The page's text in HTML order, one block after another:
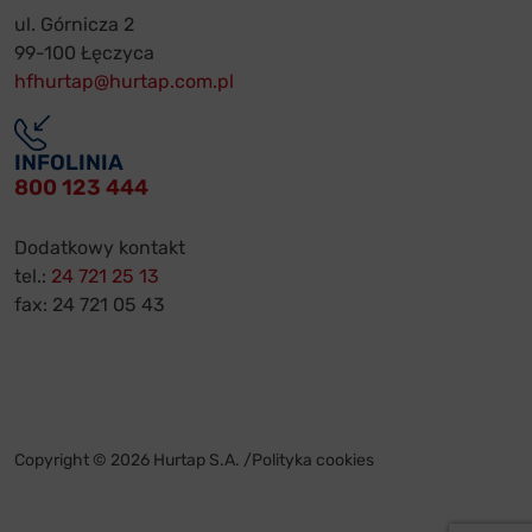
ul. Górnicza 2
99-100 Łęczyca
hfhurtap@hurtap.com.pl
INFOLINIA
800 123 444
Dodatkowy kontakt
tel.: 24 721 25 13
fax: 24 721 05 43
Copyright © 2026 Hurtap S.A. /Polityka cookies